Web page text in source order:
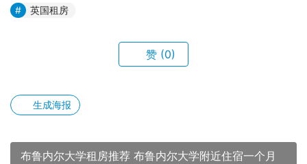
英国租房
赞 (0)
生成海报
布鲁内尔大学租房推荐 布鲁内尔大学附近住宿一个月